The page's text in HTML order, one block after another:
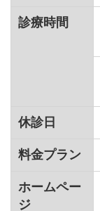
診療時間
休診日
料金プラン
ホームペー
ジ